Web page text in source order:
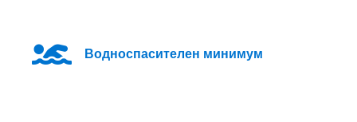
Водноспасителен минимум